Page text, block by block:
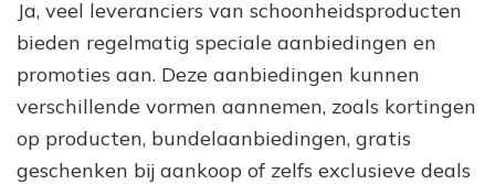
Ja, veel leveranciers van schoonheidsproducten
bieden regelmatig speciale aanbiedingen en
promoties aan. Deze aanbiedingen kunnen
verschillende vormen aannemen, zoals kortingen
op producten, bundelaanbiedingen, gratis
geschenken bij aankoop of zelfs exclusieve deals